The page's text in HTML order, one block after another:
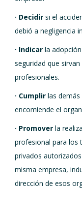
· Decidir si el
debió a negligencia
· Indicar la
seguridad que
profesionales.
· Cumplir las
encomiende el
· Promover la
profesional para los
privados
misma empresa,
dirección de esos